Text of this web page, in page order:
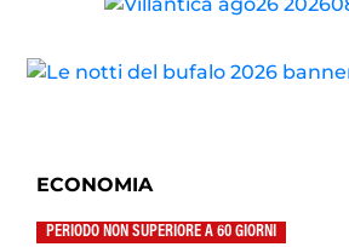
ECONOMIA
PERIODO NON SUPERIORE A 60 GIORNI